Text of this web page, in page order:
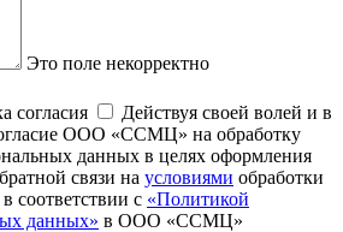
Это поле некорректно
согласия
Действуя своей волей и в
ООО «ССМЦ» на обработку
данных в целях оформления
связи на условиями обработки
соответствии с «Политикой
данных» в ООО «ССМЦ»